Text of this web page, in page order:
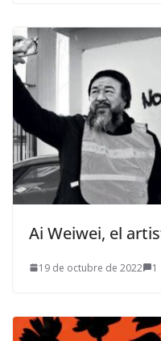
Ai Weiwei, el
19 de octubre de 2022 1